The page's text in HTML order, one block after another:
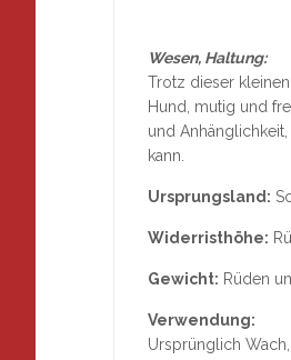
Wesen, Haltung:
Trotz dieser
Hund, mutig und
und
kann.
Ursprungsland:
Widerristhöhe:
Gewicht: Rüden
Verwendung:
Ursprünglich